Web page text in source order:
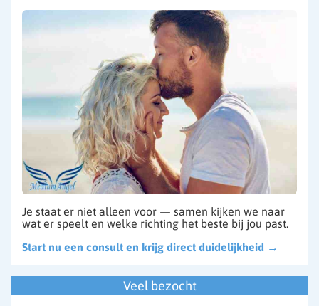
Je staat er niet alleen voor — samen kijken we naar
wat er speelt en welke richting het beste bij jou past.
Start nu een consult en krijg direct duidelijkheid →
Veel bezocht